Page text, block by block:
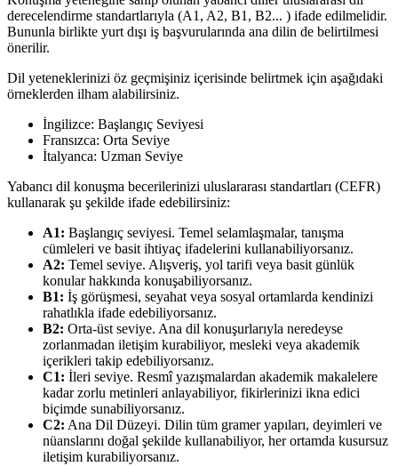
derecelendirme standartlarıyla (A1, A2, B1, B2... ) ifade edilmelidir.
Bununla birlikte yurt dışı iş başvurularında ana dilin de belirtilmesi
önerilir.
Dil yeteneklerinizi öz geçmişiniz içerisinde belirtmek için aşağıdaki
örneklerden ilham alabilirsiniz.
İngilizce: Başlangıç Seviyesi
Fransızca: Orta Seviye
İtalyanca: Uzman Seviye
Yabancı dil konuşma becerilerinizi uluslararası standartları (CEFR)
kullanarak şu şekilde ifade edebilirsiniz:
A1: Başlangıç seviyesi. Temel selamlaşmalar, tanışma
cümleleri ve basit ihtiyaç ifadelerini kullanabiliyorsanız.
A2: Temel seviye. Alışveriş, yol tarifi veya basit günlük
konular hakkında konuşabiliyorsanız.
B1: İş görüşmesi, seyahat veya sosyal ortamlarda kendinizi
rahatlıkla ifade edebiliyorsanız.
B2: Orta-üst seviye. Ana dil konuşurlarıyla neredeyse
zorlanmadan iletişim kurabiliyor, mesleki veya akademik
içerikleri takip edebiliyorsanız.
C1: İleri seviye. Resmî yazışmalardan akademik makalelere
kadar zorlu metinleri anlayabiliyor, fikirlerinizi ikna edici
biçimde sunabiliyorsanız.
C2: Ana Dil Düzeyi. Dilin tüm gramer yapıları, deyimleri ve
nüanslarını doğal şekilde kullanabiliyor, her ortamda kusursuz
iletişim kurabiliyorsanız.